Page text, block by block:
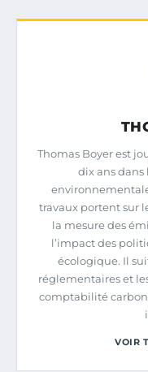
Thomas Boyer est
dix ans
travaux portent sur
la mesure des
l’impact des
écologique. Il
réglementaires et
comptabilité
VOIR